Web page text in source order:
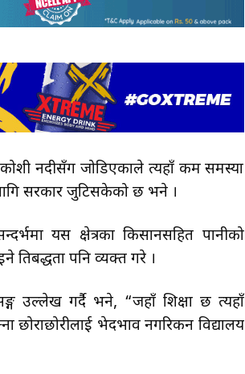
नदीसँग जोडिएकाले त्यहाँ कम समस्या
सरकार जुटिसकेको छ भने ।
यस क्षेत्रका किसानसहित पानीको
प्रतिबद्धता पनि व्यक्त गरे ।
उल्लेख गर्दै भने, “जहाँ शिक्षा छ त्यहाँ
भेदभाव नगरिकन विद्यालय